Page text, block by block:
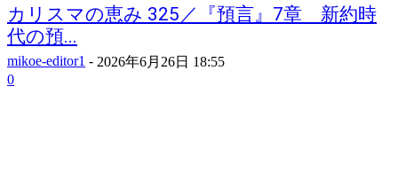
カリスマの恵み 325／『預言』7章 新約時
代の預...
mikoe-editor1 - 2026年6月26日 18:55
0